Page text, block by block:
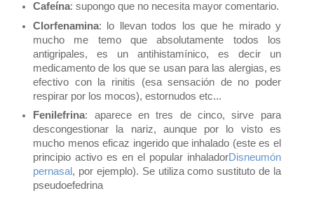
Cafeína: supongo que no necesita mayor comentario.
Clorfenamina: lo llevan todos los que he mirado y
mucho me temo que absolutamente todos los
antigripales, es un antihistamínico, es decir un
medicamento de los que se usan para las alergias, es
efectivo con la rinitis (esa sensación de no poder
respirar por los mocos), estornudos etc...
Fenilefrina: aparece en tres de cinco, sirve para
descongestionar la nariz, aunque por lo visto es
mucho menos eficaz ingerido que inhalado (este es el
principio activo es en el popular inhaladorDisneumón
pernasal , por ejemplo). Se utiliza como sustituto de la
pseudoefedrina